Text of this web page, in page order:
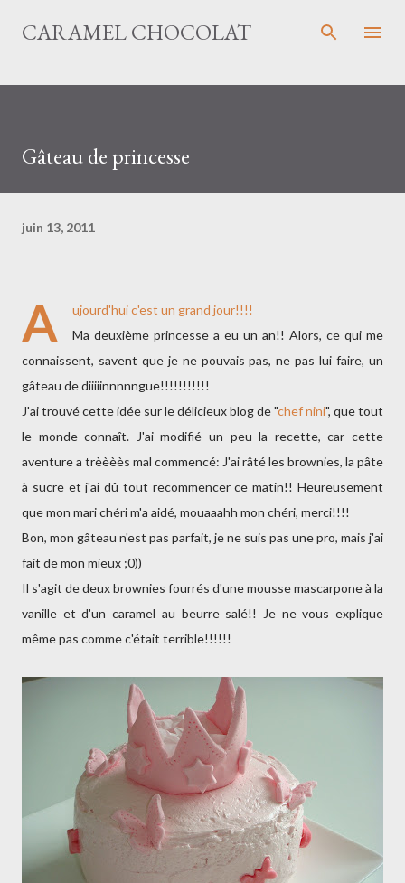
Accéder au contenu principal
CARAMEL CHOCOLAT
Gâteau de princesse
juin 13, 2011
A
ujourd'hui c'est un grand jour!!!!
Ma deuxième princesse a eu un an!! Alors, ce qui me
connaissent, savent que je ne pouvais pas, ne pas lui faire, un
gâteau de diiiiinnnnngue!!!!!!!!!!!
J'ai trouvé cette idée sur le délicieux blog de "chef nini", que tout
le monde connaît. J'ai modifié un peu la recette, car cette
aventure a trèèèès mal commencé: J'ai râté les brownies, la pâte
à sucre et j'ai dû tout recommencer ce matin!! Heureusement
que mon mari chéri m'a aidé, mouaaahh mon chéri, merci!!!!
Bon, mon gâteau n'est pas parfait, je ne suis pas une pro, mais j'ai
fait de mon mieux ;0))
Il s'agit de deux brownies fourrés d'une mousse mascarpone à la
vanille et d'un caramel au beurre salé!! Je ne vous explique
même pas comme c'était terrible!!!!!!